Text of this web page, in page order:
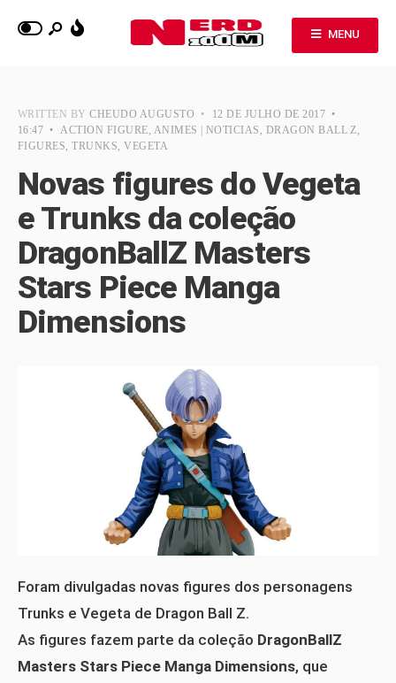
MENU
WRITTEN BYCHEUDO AUGUSTO • 12 DE JULHO DE 2017 •
16:47 • ACTION FIGURE, ANIMES | NOTICIAS , DRAGON BALL Z,
FIGURES,TRUNKS,VEGETA
Novas figures do Vegeta
e Trunks da coleção
DragonBallZ Masters
Stars Piece Manga
Dimensions
Foram divulgadas novas figures dos personagens
Trunks e Vegeta de Dragon Ball Z.
As figures fazem parte da coleção DragonBallZ
Masters Stars Piece Manga Dimensions, que